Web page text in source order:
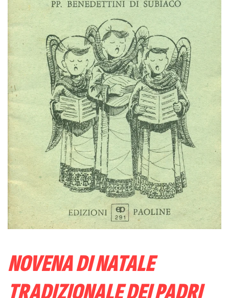
NOVENA DI NATALE